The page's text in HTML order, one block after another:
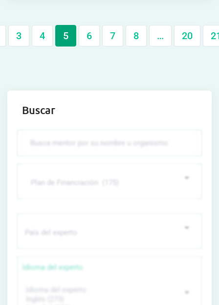
3 4 5 6 7 8 … 20
Buscar
Idioma del experto